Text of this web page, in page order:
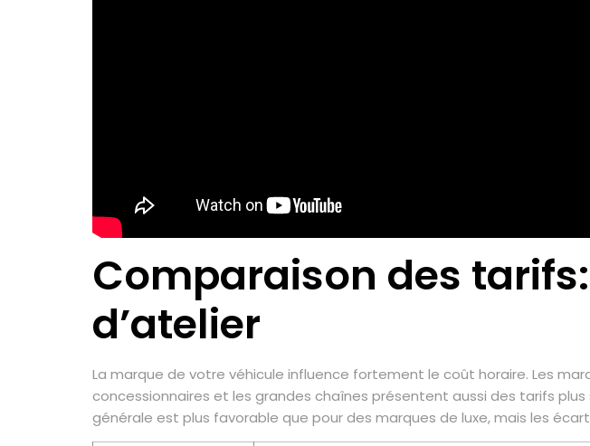
Comparaison des
d’atelier
La marque de votre véhicule influence fortement le coût horaire. Les
concessionnaires et les grandes chaînes présentent aussi des tarifs
générale est plus favorable que pour des marques de luxe, mais les